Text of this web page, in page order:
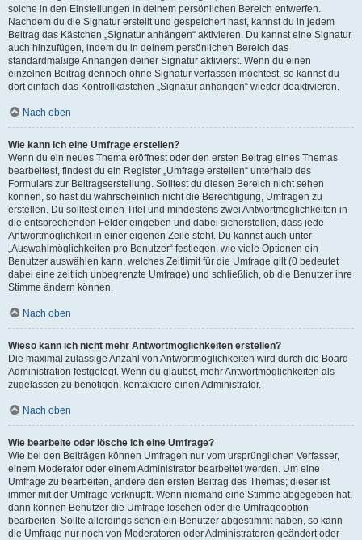
solche in den Einstellungen in deinem persönlichen Bereich entwerfen.
Nachdem du die Signatur erstellt und gespeichert hast, kannst du in jedem
Beitrag das Kästchen „Signatur anhängen“ aktivieren. Du kannst eine Signatur
auch hinzufügen, indem du in deinem persönlichen Bereich das
standardmäßige Anhängen deiner Signatur aktivierst. Wenn du einen
einzelnen Beitrag dennoch ohne Signatur verfassen möchtest, so kannst du
dort einfach das Kontrollkästchen „Signatur anhängen“ wieder deaktivieren.
Nach oben
Wie kann ich eine Umfrage erstellen?
Wenn du ein neues Thema eröffnest oder den ersten Beitrag eines Themas
bearbeitest, findest du ein Register „Umfrage erstellen“ unterhalb des
Formulars zur Beitragserstellung. Solltest du diesen Bereich nicht sehen
können, so hast du wahrscheinlich nicht die Berechtigung, Umfragen zu
erstellen. Du solltest einen Titel und mindestens zwei Antwortmöglichkeiten in
die entsprechenden Felder eingeben und dabei sicherstellen, dass jede
Antwortmöglichkeit in einer eigenen Zeile steht. Du kannst auch unter
„Auswahlmöglichkeiten pro Benutzer“ festlegen, wie viele Optionen ein
Benutzer auswählen kann, welches Zeitlimit für die Umfrage gilt (0 bedeutet
dabei eine zeitlich unbegrenzte Umfrage) und schließlich, ob die Benutzer ihre
Stimme ändern können.
Nach oben
Wieso kann ich nicht mehr Antwortmöglichkeiten erstellen?
Die maximal zulässige Anzahl von Antwortmöglichkeiten wird durch die Board-
Administration festgelegt. Wenn du glaubst, mehr Antwortmöglichkeiten als
zugelassen zu benötigen, kontaktiere einen Administrator.
Nach oben
Wie bearbeite oder lösche ich eine Umfrage?
Wie bei den Beiträgen können Umfragen nur vom ursprünglichen Verfasser,
einem Moderator oder einem Administrator bearbeitet werden. Um eine
Umfrage zu bearbeiten, ändere den ersten Beitrag des Themas; dieser ist
immer mit der Umfrage verknüpft. Wenn niemand eine Stimme abgegeben hat,
dann können Benutzer die Umfrage löschen oder die Umfrageoption
bearbeiten. Sollte allerdings schon ein Benutzer abgestimmt haben, so kann
die Umfrage nur noch von Moderatoren oder Administratoren geändert oder